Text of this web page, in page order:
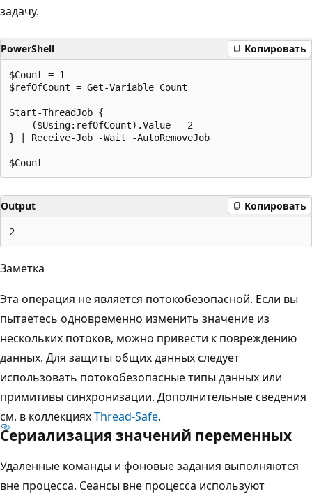
задачу.
PowerShell Копировать
$Count = 1
$refOfCount = Get-Variable Count
Start-ThreadJob {
    ($Using:refOfCount).Value = 2
} | Receive-Job -Wait -AutoRemoveJob
Output Копировать
Заметка
Эта операция не является потокобезопасной. Если вы
пытаетесь одновременно изменить значение из
нескольких потоков, можно привести к повреждению
данных. Для защиты общих данных следует
использовать потокобезопасные типы данных или
примитивы синхронизации. Дополнительные сведения
см. в коллекцияхThread-Safe.
Сериализация значений переменных
Удаленные команды и фоновые задания выполняются
вне процесса. Сеансы вне процесса используют